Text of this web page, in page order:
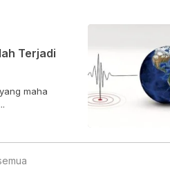
Terjadi
maha